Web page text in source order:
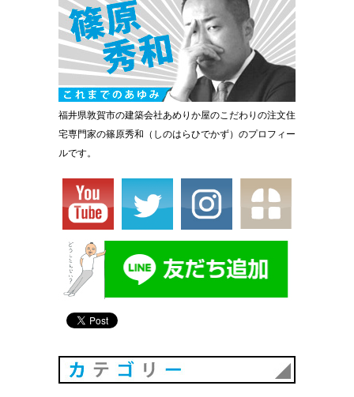
福井県敦賀市の建築会社あめりか屋のこだわりの注文住
宅専門家の篠原秀和（しのはらひでかず）のプロフィー
ルです。